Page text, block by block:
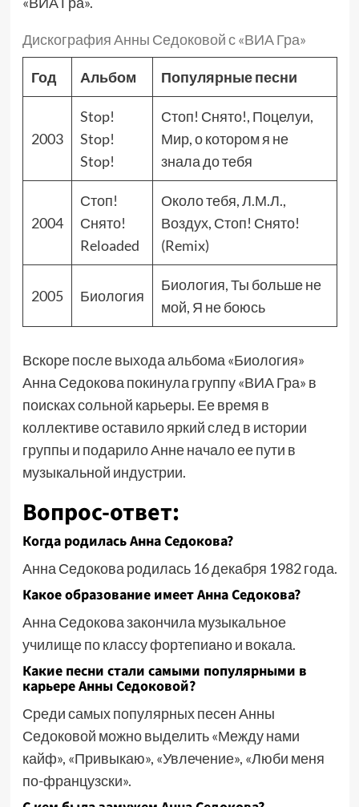
Дискография Анны Седоковой с «ВИА Гра»
Год Альбом Популярные песни
2003
Stop!
Stop!
Stop!
Стоп! Снято!, Поцелуи,
Мир, о котором я не
знала до тебя
2004
Стоп!
Снято!
Reloaded
Около тебя, Л.М.Л.,
Воздух, Стоп! Снято!
(Remix)
2005 Биология
Биология, Ты больше не
мой, Я не боюсь
Вскоре после выхода альбома «Биология»
Анна Седокова покинула группу «ВИА Гра» в
поисках сольной карьеры. Ее время в
коллективе оставило яркий след в истории
группы и подарило Анне начало ее пути в
музыкальной индустрии.
Вопрос-ответ:
Когда родилась Анна Седокова?
Анна Седокова родилась 16 декабря 1982 года.
Какое образование имеет Анна Седокова?
Анна Седокова закончила музыкальное
училище по классу фортепиано и вокала.
Какие песни стали самыми популярными в
карьере Анны Седоковой?
Среди самых популярных песен Анны
Седоковой можно выделить «Между нами
кайф», «Привыкаю», «Увлечение», «Люби меня
по-французски».